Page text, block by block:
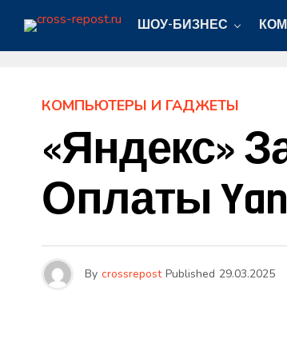
ШОУ-БИЗНЕС
КОМПЬЮТЕРЫ И ГАДЖЕТЫ
«Яндекс»
Оплаты
By crossrepost Published 29.03.2025